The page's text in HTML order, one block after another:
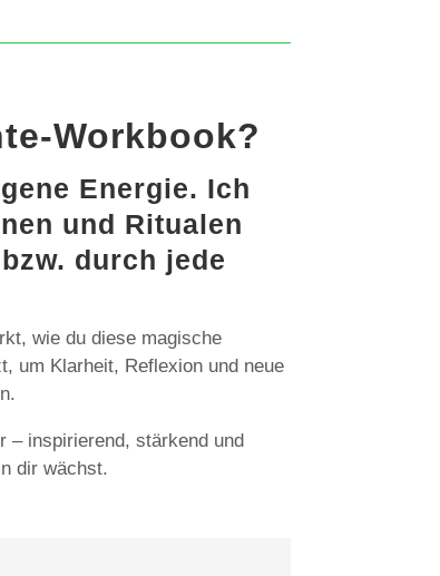
Workbook?
Energie. Ich
und Ritualen
durch jede
wie du diese magische
um Klarheit, Reflexion und neue
– inspirierend, stärkend und
dir wächst.